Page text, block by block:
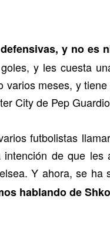
y no es
y les cuesta
varios meses, y
City de Pep
futbolistas
de que
Y ahora, se
hablando de